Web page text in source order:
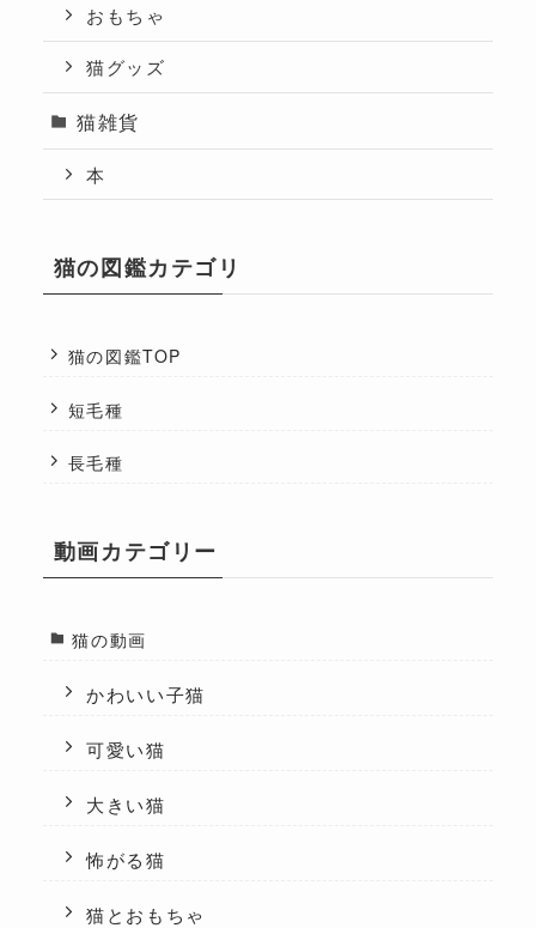
おもちゃ
猫グッズ
猫雑貨
本
猫の図鑑カテゴリ
猫の図鑑TOP
短毛種
長毛種
動画カテゴリー
猫の動画
かわいい子猫
可愛い猫
大きい猫
怖がる猫
猫とおもちゃ